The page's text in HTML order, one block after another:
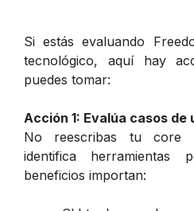
Si estás evaluando
tecnológico, aquí hay
puedes tomar:
Acción 1: Evalúa casos
No reescribas tu core
identifica herramientas
beneficios importan: